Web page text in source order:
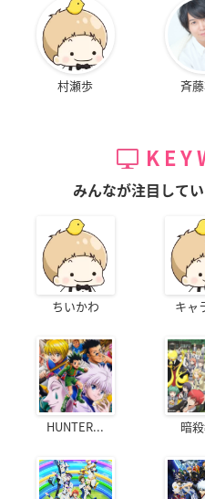
村瀬歩 斉
みんなが注目して
ちいかわ キャ
HUNTER... 暗